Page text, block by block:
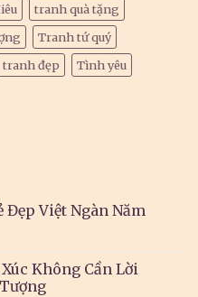
tranh quà tặng
Tranh tứ quý
tranh đẹp
Tình yêu
Đẹp Việt Ngàn Năm
Không Cần Lời